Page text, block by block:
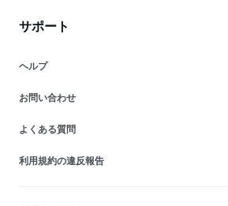
サポート
ヘルプ
お問い合わせ
よくある質問
利用規約の違反報告